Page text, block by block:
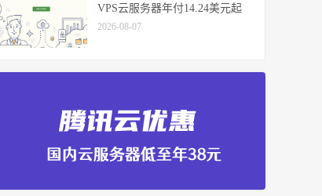
VPS云服务器年付14.24美元起
2026-08-07